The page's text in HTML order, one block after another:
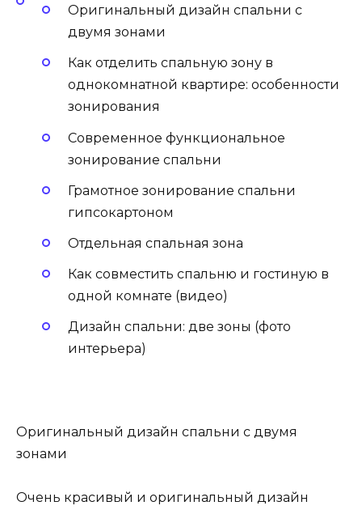
Оригинальный дизайн спальни с
двумя зонами
Как отделить спальную зону в
однокомнатной квартире: особенности
зонирования
Современное функциональное
зонирование спальни
Грамотное зонирование спальни
гипсокартоном
Отдельная спальная зона
Как совместить спальню и гостиную в
одной комнате (видео)
Дизайн спальни: две зоны (фото
интерьера)
Оригинальный дизайн спальни с двумя
зонами
Очень красивый и оригинальный дизайн